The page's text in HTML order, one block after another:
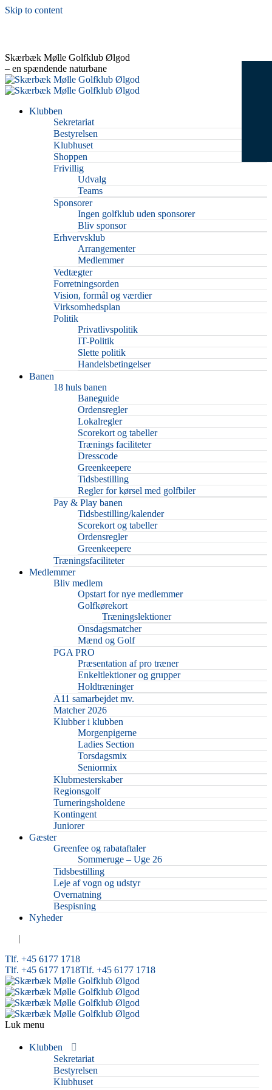
Skip to content
Skærbæk Mølle Golfklub Ølgod
– en spændende naturbane
Klubben
Sekretariat
Bestyrelsen
Klubhuset
Shoppen
Frivillig
Udvalg
Teams
Sponsorer
Ingen golfklub uden sponsorer
Bliv sponsor
Erhvervsklub
Arrangementer
Medlemmer
Vedtægter
Forretningsorden
Vision, formål og værdier
Virksomhedsplan
Politik
Privatlivspolitik
IT-Politik
Slette politik
Handelsbetingelser
Banen
18 huls banen
Baneguide
Ordensregler
Lokalregler
Scorekort og tabeller
Trænings faciliteter
Dresscode
Greenkeepere
Tidsbestilling
Regler for kørsel med golfbiler
Pay & Play banen
Tidsbestilling/kalender
Scorekort og tabeller
Ordensregler
Greenkeepere
Træningsfaciliteter
Medlemmer
Bliv medlem
Opstart for nye medlemmer
Golfkørekort
Træningslektioner
Onsdagsmatcher
Mænd og Golf
PGA PRO
Præsentation af pro træner
Enkeltlektioner og grupper
Holdtræninger
A11 samarbejdet mv.
Matcher 2026
Klubber i klubben
Morgenpigerne
Ladies Section
Torsdagsmix
Seniormix
Klubmesterskaber
Regionsgolf
Turneringsholdene
Kontingent
Juniorer
Gæster
Greenfee og rabataftaler
Sommeruge – Uge 26
Tidsbestilling
Leje af vogn og udstyr
Overnatning
Bespisning
Nyheder
|
Tlf. +45 6177 1718
Tlf. +45 6177 1718Tlf. +45 6177 1718
Luk menu
Klubben
Sekretariat
Bestyrelsen
Klubhuset